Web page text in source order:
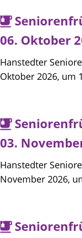
06. Oktober
Hanstedter
Oktober 2026, um
03.
Hanstedter
November 2026,